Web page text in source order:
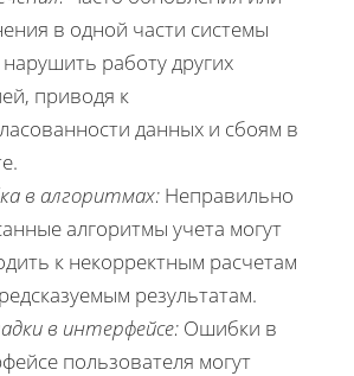
в одной части системы
нарушить работу других
приводя к
данных и сбоям в
в алгоритмах: Неправильно
алгоритмы учета могут
к некорректным расчетам
результатам.
в интерфейсе: Ошибки в
пользователя могут